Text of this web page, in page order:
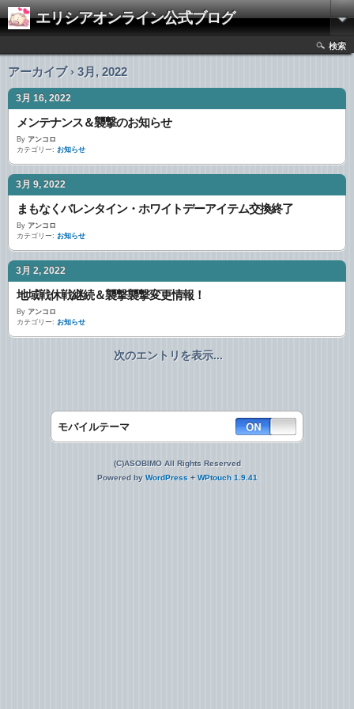
エリシアオンライン公式ブログ
検索
アーカイブ › 3月, 2022
3月 16, 2022
メンテナンス＆襲撃のお知らせ
By アンコロ
カテゴリー: お知らせ
3月 9, 2022
まもなくバレンタイン・ホワイトデーアイテム交換終了
By アンコロ
カテゴリー: お知らせ
3月 2, 2022
地域戦休戦継続＆襲撃襲撃変更情報！
By アンコロ
カテゴリー: お知らせ
次のエントリを表示...
モバイルテーマ
(C)ASOBIMO All Rights Reserved
Powered by WordPress + WPtouch 1.9.41